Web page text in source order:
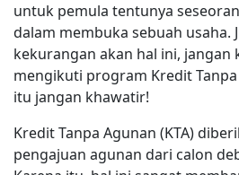
untuk pemula tentunya
dalam membuka sebuah usaha.
kekurangan akan hal ini, jangan
mengikuti program Kredit Tanpa
itu jangan khawatir!
Kredit Tanpa Agunan (KTA)
pengajuan agunan dari calon